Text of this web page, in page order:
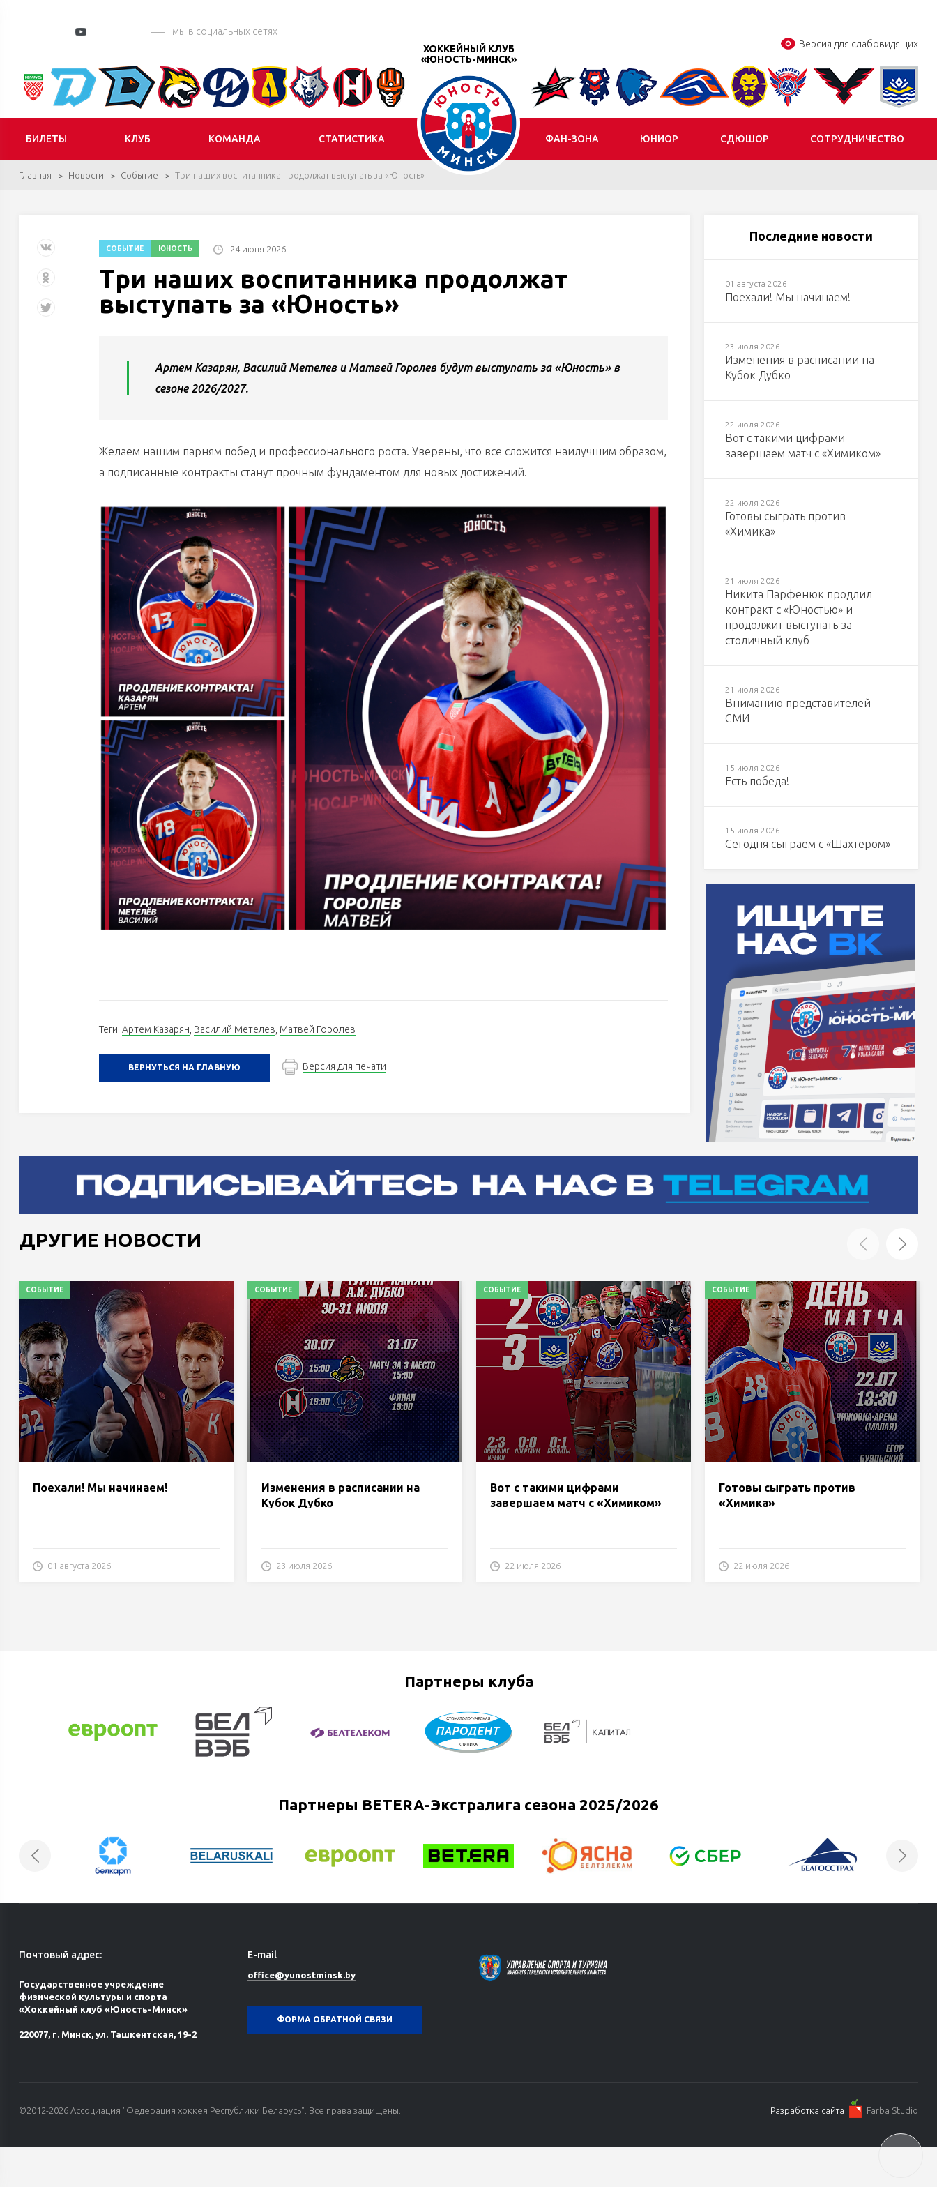
мы в социальных сетях
Версия для слабовидящих
ХОККЕЙНЫЙ КЛУБ
«ЮНОСТЬ-МИНСК»
БИЛЕТЫ КЛУБ КОМАНДА СТАТИСТИКА ФАН-ЗОНА ЮНИОР СДЮШОР СОТРУДНИЧЕСТВО
Главная Новости Событие Три наших воспитанника продолжат выступать за «Юность»
СОБЫТИЕ ЮНОСТЬ 24 июня 2026
Три наших воспитанника продолжат
выступать за «Юность»
Артем Казарян, Василий Метелев и Матвей Горолев будут выступать за «Юность» в
сезоне 2026/2027.
Желаем нашим парням побед и профессионального роста. Уверены, что все сложится наилучшим образом,
а подписанные контракты станут прочным фундаментом для новых достижений.
Теги: Артем Казарян Василий Метелев Матвей Горолев
ВЕРНУТЬСЯ НА ГЛАВНУЮ Версия для печати
Последние новости
01 августа 2026
Поехали! Мы начинаем!
23 июля 2026
Изменения в расписании на
Кубок Дубко
22 июля 2026
Вот с такими цифрами
завершаем матч с «Химиком»
22 июля 2026
Готовы сыграть против
«Химика»
21 июля 2026
Никита Парфенюк продлил
контракт с «Юностью» и
продолжит выступать за
столичный клуб
21 июля 2026
Вниманию представителей
СМИ
15 июля 2026
Есть победа!
15 июля 2026
Сегодня сыграем с «Шахтером»
ДРУГИЕ НОВОСТИ
СОБЫТИЕ
Поехали! Мы начинаем!
01 августа 2026
СОБЫТИЕ
Изменения в расписании на
Кубок Дубко
23 июля 2026
СОБЫТИЕ
Вот с такими цифрами
завершаем матч с «Химиком»
22 июля 2026
СОБЫТИЕ
Готовы сыграть против
«Химика»
22 июля 2026
Партнеры клуба
Партнеры BETERA-Экстралига сезона 2025/2026
Почтовый адрес:
Государственное учреждение
физической культуры и спорта
«Хоккейный клуб «Юность-Минск»
220077, г. Минск, ул. Ташкентская, 19-2
E-mail
office@yunostminsk.by
ФОРМА ОБРАТНОЙ СВЯЗИ
©2012-2026 Ассоциация "Федерация хоккея Республики Беларусь". Все права защищены. Разработка сайта Farba Studio